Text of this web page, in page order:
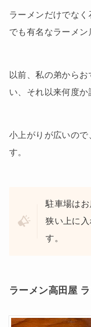
ラーメンだけでな
でも有名なラーメン
以前、私の弟から
い、それ以来何度か
小上がりが広いの
す。
駐車場はお
狭い上に
す。
ラーメン高田屋